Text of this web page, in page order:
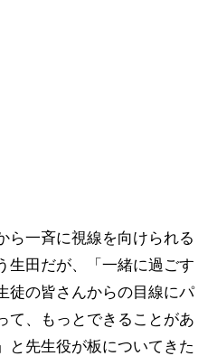
ら一斉に視線を向けられる
生田だが、「一緒に過ごす
徒の皆さんからの目線にパ
て、もっとできることがあ
と先生役が板についてきた